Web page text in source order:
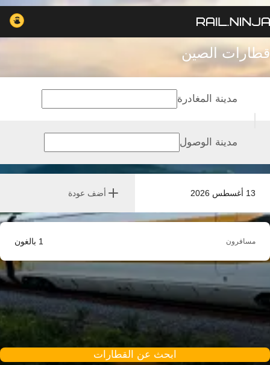
قطارات الصين
13 أغسطس 2026 أضف عودة
مدينة المغادرة
مدينة الوصول
مسافرون 1 بالغون
ابحث عن القطارات